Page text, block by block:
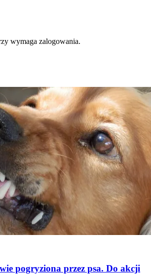
wymaga zalogowania.
pogryziona przez psa. Do akcji